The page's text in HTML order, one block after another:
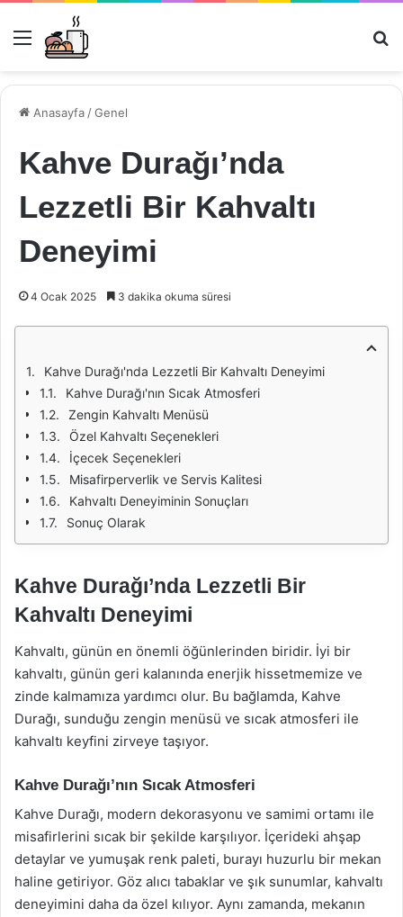
Menü
Anasayfa /Genel
Kahve Durağı’nda
Lezzetli Bir Kahvaltı
Deneyimi
4 Ocak 2025 3 dakika okuma süresi
Kahve Durağı'nda Lezzetli Bir Kahvaltı Deneyimi
Kahve Durağı'nın Sıcak Atmosferi
Zengin Kahvaltı Menüsü
Özel Kahvaltı Seçenekleri
İçecek Seçenekleri
Misafirperverlik ve Servis Kalitesi
Kahvaltı Deneyiminin Sonuçları
Sonuç Olarak
Kahve Durağı’nda Lezzetli Bir
Kahvaltı Deneyimi
Kahvaltı, günün en önemli öğünlerinden biridir. İyi bir
kahvaltı, günün geri kalanında enerjik hissetmemize ve
zinde kalmamıza yardımcı olur. Bu bağlamda, Kahve
Durağı, sunduğu zengin menüsü ve sıcak atmosferi ile
kahvaltı keyfini zirveye taşıyor.
Kahve Durağı’nın Sıcak Atmosferi
Kahve Durağı, modern dekorasyonu ve samimi ortamı ile
misafirlerini sıcak bir şekilde karşılıyor. İçerideki ahşap
detaylar ve yumuşak renk paleti, burayı huzurlu bir mekan
haline getiriyor. Göz alıcı tabaklar ve şık sunumlar, kahvaltı
deneyimini daha da özel kılıyor. Aynı zamanda, mekanın